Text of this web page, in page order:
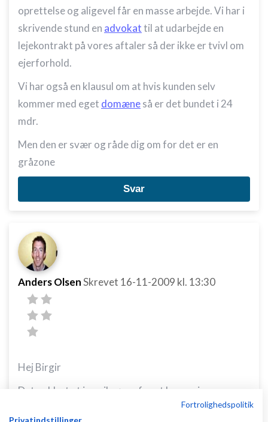
oprettelse og aligevel får en masse arbejde. Vi har i
skrivende stund en advokattil at udarbejde en
lejekontrakt på vores aftaler så der ikke er tvivl om
ejerforhold.
Vi har også en klausul om at hvis kunden selv
kommer med eget domæneså er det bundet i 24
mdr.
Men den er svær og råde dig om for det er en
gråzone
Svar
Anders OlsenSkrevet 16-11-2009 kl. 13:30
Hej Birgir
Det er klart at jeg vil sørge for at have mine
dokumenter, materialer m.m. på plads inden at jeg
Fortrolighedspolitik
Privatindstillinger